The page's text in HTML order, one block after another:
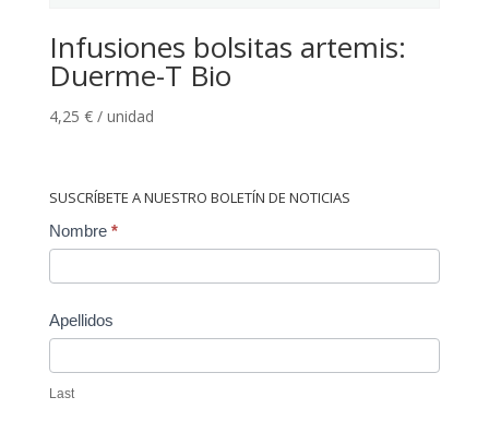
Infusiones bolsitas artemis:
Duerme-T Bio
4,25 € / unidad
SUSCRÍBETE A NUESTRO BOLETÍN DE NOTICIAS
Contact
Nombre *
Apellidos
Last